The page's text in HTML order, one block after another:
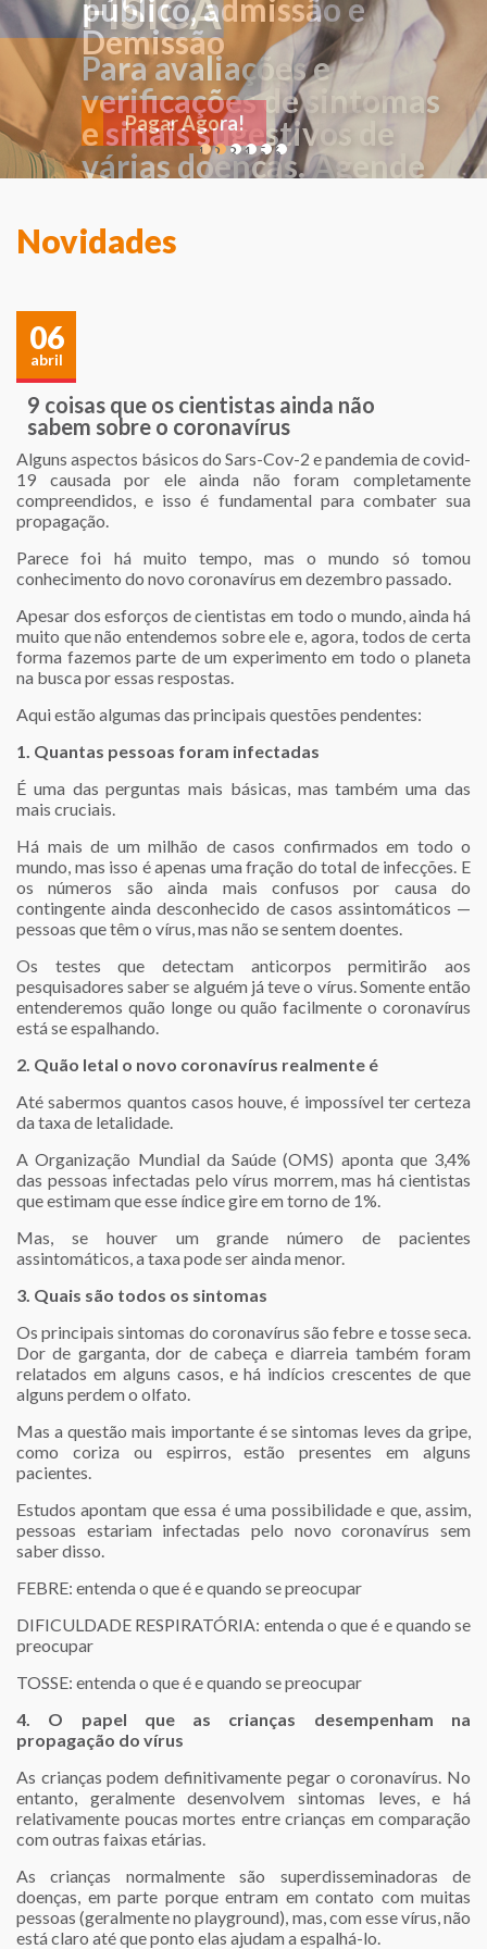
FÍSICA
Para avaliações e
verificações de sintomas
e sinais sugestivos de
várias doenças. Agende
1 2 3 4 5 6
Novidades
06
abril
9 coisas que os cientistas ainda não
sabem sobre o coronavírus
Alguns aspectos básicos do Sars-Cov-2 e pandemia de covid-
19 causada por ele ainda não foram completamente
compreendidos, e isso é fundamental para combater sua
propagação.
Parece foi há muito tempo, mas o mundo só tomou
conhecimento do novo coronavírus em dezembro passado.
Apesar dos esforços de cientistas em todo o mundo, ainda há
muito que não entendemos sobre ele e, agora, todos de certa
forma fazemos parte de um experimento em todo o planeta
na busca por essas respostas.
Aqui estão algumas das principais questões pendentes:
1. Quantas pessoas foram infectadas
É uma das perguntas mais básicas, mas também uma das
mais cruciais.
Há mais de um milhão de casos confirmados em todo o
mundo, mas isso é apenas uma fração do total de infecções. E
os números são ainda mais confusos por causa do
contingente ainda desconhecido de casos assintomáticos —
pessoas que têm o vírus, mas não se sentem doentes.
Os testes que detectam anticorpos permitirão aos
pesquisadores saber se alguém já teve o vírus. Somente então
entenderemos quão longe ou quão facilmente o coronavírus
está se espalhando.
2. Quão letal o novo coronavírus realmente é
Até sabermos quantos casos houve, é impossível ter certeza
da taxa de letalidade.
A Organização Mundial da Saúde (OMS) aponta que 3,4%
das pessoas infectadas pelo vírus morrem, mas há cientistas
que estimam que esse índice gire em torno de 1%.
Mas, se houver um grande número de pacientes
assintomáticos, a taxa pode ser ainda menor.
3. Quais são todos os sintomas
Os principais sintomas do coronavírus são febre e tosse seca.
Dor de garganta, dor de cabeça e diarreia também foram
relatados em alguns casos, e há indícios crescentes de que
alguns perdem o olfato.
Mas a questão mais importante é se sintomas leves da gripe,
como coriza ou espirros, estão presentes em alguns
pacientes.
Estudos apontam que essa é uma possibilidade e que, assim,
pessoas estariam infectadas pelo novo coronavírus sem
saber disso.
FEBRE: entenda o que é e quando se preocupar
DIFICULDADE RESPIRATÓRIA: entenda o que é e quando se
preocupar
TOSSE: entenda o que é e quando se preocupar
4. O papel que as crianças desempenham na
propagação do vírus
As crianças podem definitivamente pegar o coronavírus. No
entanto, geralmente desenvolvem sintomas leves, e há
relativamente poucas mortes entre crianças em comparação
com outras faixas etárias.
As crianças normalmente são superdisseminadoras de
doenças, em parte porque entram em contato com muitas
pessoas (geralmente no playground), mas, com esse vírus, não
está claro até que ponto elas ajudam a espalhá-lo.